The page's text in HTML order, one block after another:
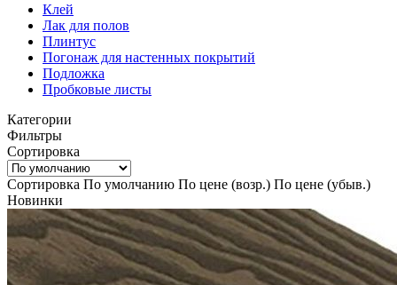
Клей
Лак для полов
Плинтус
Погонаж для настенных покрытий
Подложка
Пробковые листы
Категории
Фильтры
Сортировка
Сортировка По умолчанию По цене (возр.) По цене (убыв.)
Новинки